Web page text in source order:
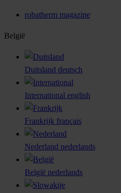
robatherm magazine
België
Duitsland deutsch
International english
Frankrijk français
Nederland nederlands
België nederlands